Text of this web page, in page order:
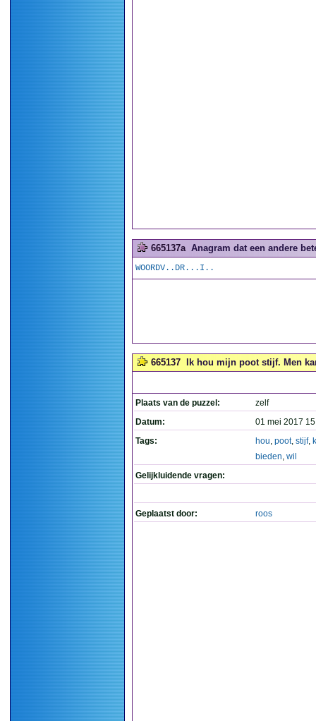
665137a Anagram dat een andere
WOORDV..DR...I..
665137 Ik hou mijn poot stijf. Men
Plaats van de puzzel:
zelf
Datum:
01 mei 2017
Tags:
hou, poot, stijf,
bieden, wil
Gelijkluidende vragen:
Geplaatst door: roos